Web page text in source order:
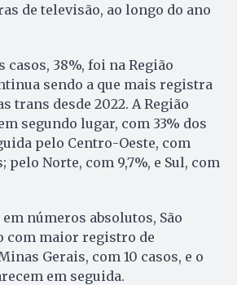
de televisão, ao longo do ano
casos, 38%, foi na Região
sendo a que mais registra
trans desde 2022. A Região
segundo lugar, com 33% dos
pelo Centro-Oeste, com
pelo Norte, com 9,7%, e Sul, com
números absolutos, São
com maior registro de
Gerais, com 10 casos, e o
em seguida.